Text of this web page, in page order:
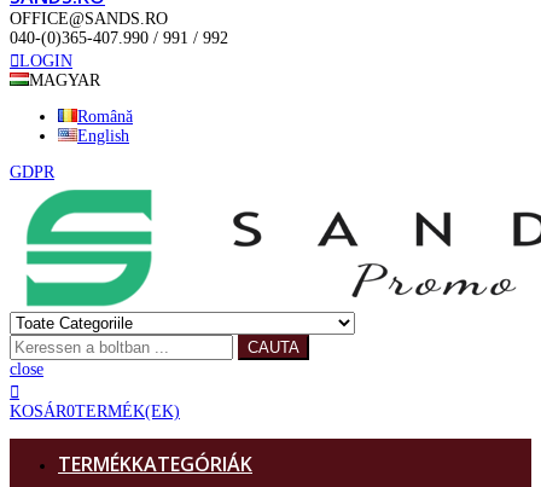
OFFICE@SANDS.RO
040-(0)365-407.990 / 991 / 992
LOGIN
MAGYAR
Română
English
GDPR
CAUTA
close
KOSÁR0TERMÉK(EK)
TERMÉKKATEGÓRIÁK